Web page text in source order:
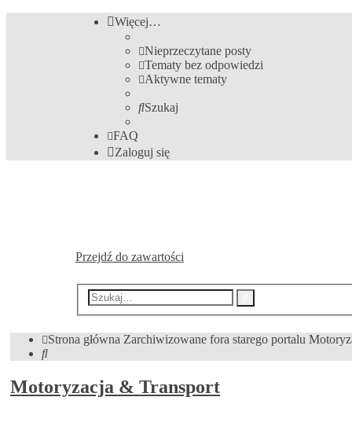
Więcej…
Nieprzeczytane posty
Tematy bez odpowiedzi
Aktywne tematy
Szukaj
FAQ
Zaloguj się
Przejdź do zawartości
Strona główna Zarchiwizowane fora starego portalu
Szukaj
Motoryzacja & Transport